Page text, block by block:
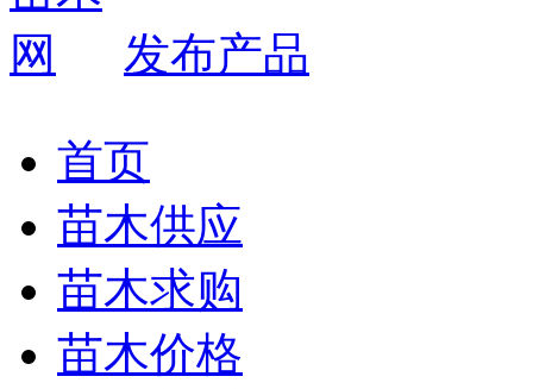
发布产品
首页
苗木供应
苗木求购
苗木价格